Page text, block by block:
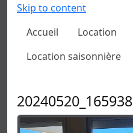
Skip to content
Accueil
Location
Location saisonnière
20240520_165938